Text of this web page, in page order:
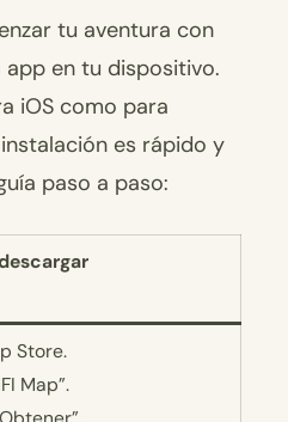
tu aventura con
app en tu dispositivo.
iOS como para
es rápido y
paso a paso:
Store.
Map”.